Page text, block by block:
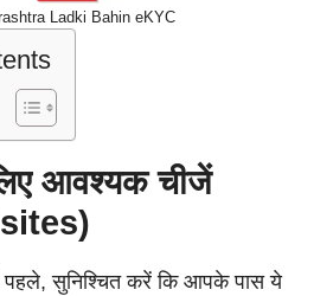
Ladki Bahin eKYC
आवश्यक चीजें
सुनिश्चित करें कि आपके पास ये